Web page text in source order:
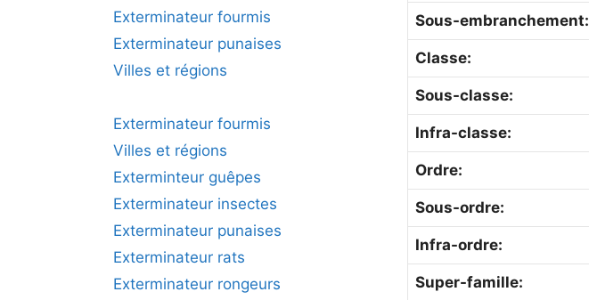
Sous-embranchement:
Classe:
Sous-classe:
Infra-classe:
Ordre:
Sous-ordre:
Infra-ordre:
Super-famille:
Exterminateur fourmis
Exterminateur punaises
Villes et régions
Exterminateur fourmis
Villes et régions
Exterminteur guêpes
Exterminateur insectes
Exterminateur punaises
Exterminateur rats
Exterminateur rongeurs